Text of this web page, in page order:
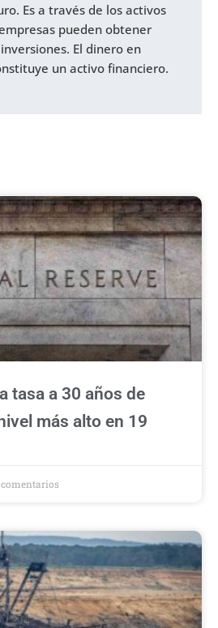
Es a través de los activos
pueden obtener
El dinero en
un activo financiero.
tasa a 30 años de
más alto en 19